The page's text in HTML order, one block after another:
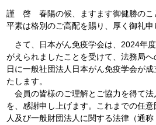
謹 啓 春陽の候、ますます御健勝のこ
平素は格別のご高配を賜り、厚く御礼申
さて、日本がん免疫学会は、2024年
がえられましたことを受けて、法務局
日に一般社団法人日本がん免疫学会が
たします。
会員の皆様のご理解とご協力を得て法
を、感謝申し上げます。これまでの任
人及び一般財団法人に関する法律（通